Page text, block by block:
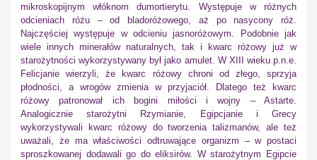
mikroskopijnym włóknom dumortierytu. Występuje w różnych
odcieniach różu – od bladoróżowego, aż po nasycony róż.
Najczęściej występuje w odcieniu jasnoróżowym. Podobnie jak
wiele innych minerałów naturalnych, tak i kwarc różowy już w
starożytności wykorzystywany był jako amulet. W XIII wieku p.n.e.
Felicjanie wierzyli, że kwarc różowy chroni od złego, sprzyja
płodności, a wrogów zmienia w przyjaciół. Dlatego też kwarc
różowy patronował ich bogini miłości i wojny – Astarte.
Analogicznie starożytni Rzymianie, Egipcjanie i Grecy
wykorzystywali kwarc różowy do tworzenia talizmanów, ale też
uważali, że ma właściwości odtruwające organizm – w postaci
sproszkowanej dodawali go do eliksirów. W starożytnym Egipcie